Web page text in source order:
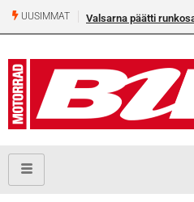
UUSIMMAT Valsarna päätti